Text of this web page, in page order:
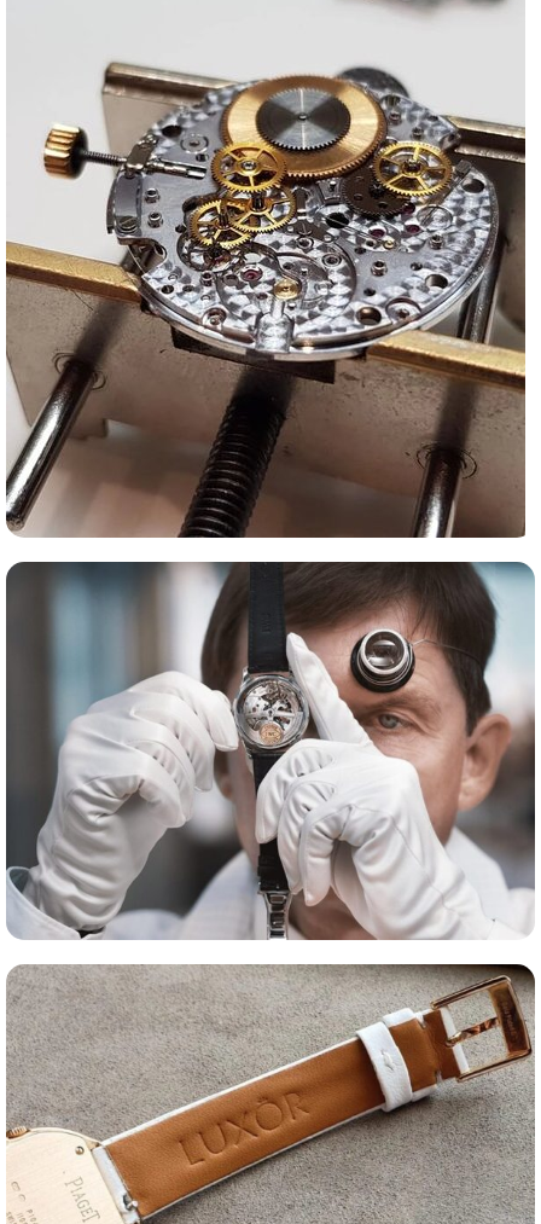
Сервис часов
Оценка часов